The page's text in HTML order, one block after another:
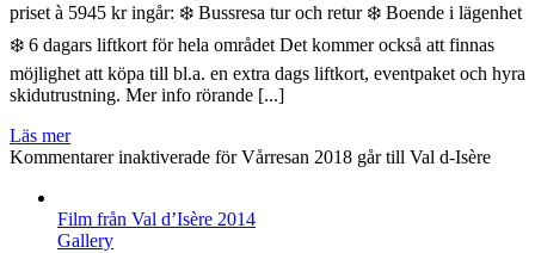
priset à 5945 kr ingår: ❄️ Bussresa tur och retur ❄️ Boende i lägenhet
❄️ 6 dagars liftkort för hela området Det kommer också att finnas
möjlighet att köpa till bl.a. en extra dags liftkort, eventpaket och hyra
skidutrustning. Mer info rörande [...]
Läs mer
Kommentarer inaktiverade för Vårresan 2018 går till Val d-Isère
Film från Val d’Isère 2014
Gallery